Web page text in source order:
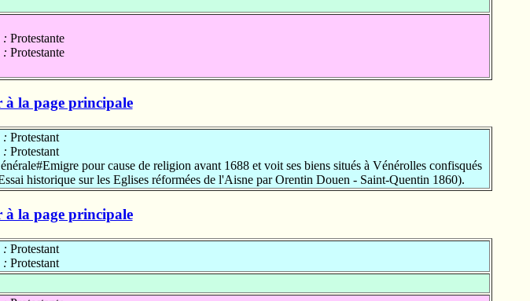
: Protestante
: Protestante
à la page principale
: Protestant
: Protestant
pour cause de religion avant 1688 et voit ses biens situés à Vénérolles confisqués
historique sur les Eglises réformées de l'Aisne par Orentin Douen - Saint-Quentin 1860).
à la page principale
: Protestant
: Protestant